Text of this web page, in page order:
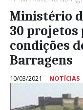
Ministério
30
condições
Barragens
10/03/2021 NOTÍCIAS